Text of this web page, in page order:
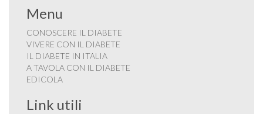
Menu
CONOSCERE IL DIABETE
VIVERE CON IL DIABETE
IL DIABETE IN ITALIA
A TAVOLA CON IL DIABETE
EDICOLA
Link utili